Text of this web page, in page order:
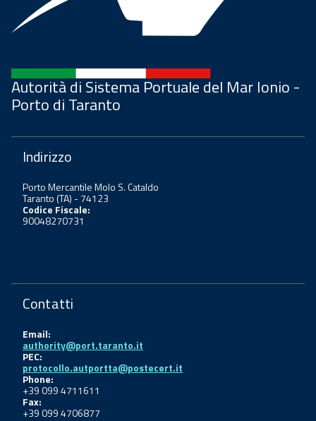
Autorità di Sistema Portuale del Mar Ionio -
Porto di Taranto
Indirizzo
Porto Mercantile Molo S. Cataldo
Taranto (TA) - 74123
Codice Fiscale:
90048270731
Contatti
Email:
authority@port.taranto.it
PEC:
protocollo.autportta@postecert.it
Phone:
+39 099 4711611
Fax:
+39 099 4706877